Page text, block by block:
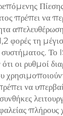
πρέπει να
φορές τη
Το
οι ρυθμοί
να
πλήρους